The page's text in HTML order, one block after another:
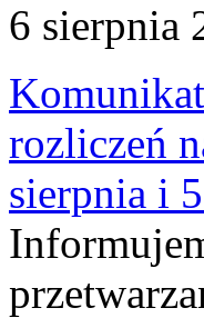
6 sierpnia
rozliczeń
sierpnia i